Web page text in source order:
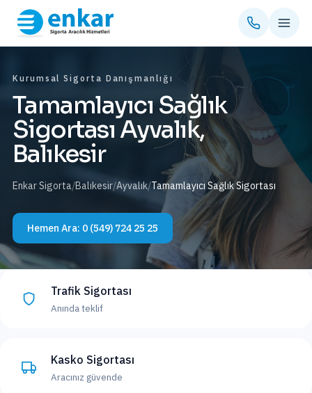
Kurumsal Sigorta Danışmanlığı
Tamamlayıcı Sağlık
Sigortası Ayvalık,
Balıkesir
Enkar Sigorta/Balıkesir/Ayvalık/Tamamlayıcı Sağlık Sigortası
Hemen Ara: 0 (549) 724 25 25
Trafik Sigortası
Anında teklif
Kasko Sigortası
Aracınız güvende